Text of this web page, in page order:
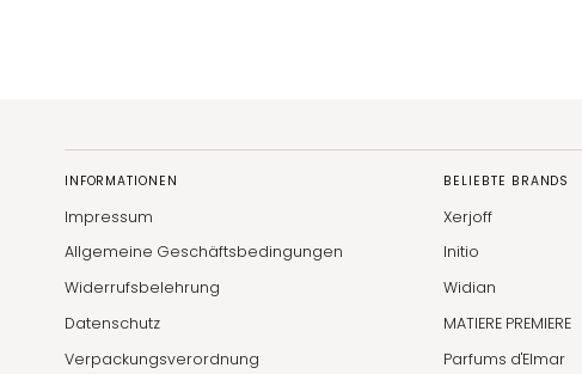
INFORMATIONEN
Impressum
Allgemeine Geschäftsbedingungen
Widerrufsbelehrung
Datenschutz
Verpackungsverordnung
BELIEBTE BRANDS
Xerjoff
Initio
Widian
MATIERE PREMIERE
Parfums d'Elmar